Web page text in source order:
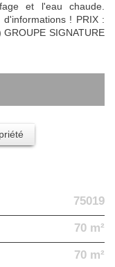
et l'eau chaude.
! PRIX :
SIGNATURE
75019
70 m²
70 m²